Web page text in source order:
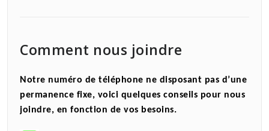
Comment nous joindre
Notre numéro de téléphone ne disposant pas d’une
permanence fixe, voici quelques conseils pour nous
joindre, en fonction de vos besoins.